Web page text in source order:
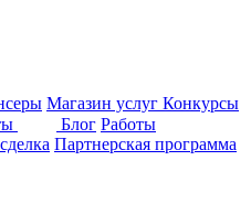
Магазин услуг Конкурсы
Блог Работы
Партнерская программа